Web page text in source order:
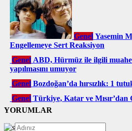
Genel Yasemin
Engellemeye Sert Reaksiyon
Genel ABD, Hürmüz ile ilgili
yapılmasını umuyor
Genel Bozdoğan’da hırsızlık: 1
Genel Türkiye, Katar ve Mısır’dan
YORUMLAR